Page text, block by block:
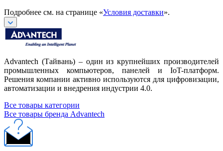
Подробнее см. на странице «Условия доставки».
Advantech (Тайвань) – один из крупнейших производителей
промышленных компьютеров, панелей и IoT-платформ.
Решения компании активно используются для цифровизации,
автоматизации и внедрения индустрии 4.0.
Все товары категории
Все товары бренда Advantech